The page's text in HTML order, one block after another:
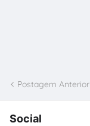
Postagem Anterior
Social